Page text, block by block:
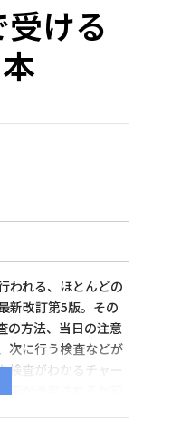
ける
われる、ほとんどの
新改訂第5版。その
の方法、当日の注意
次に行う検査などが
査がわかるチャー
査が予定されるか前